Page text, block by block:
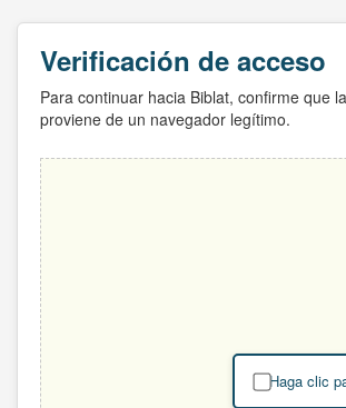
Verificación de acceso
Para continuar hacia Biblat, confirme que
proviene de un navegador legítimo.
Haga clic